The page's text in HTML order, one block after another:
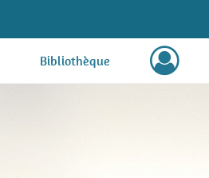
Bibliothèque